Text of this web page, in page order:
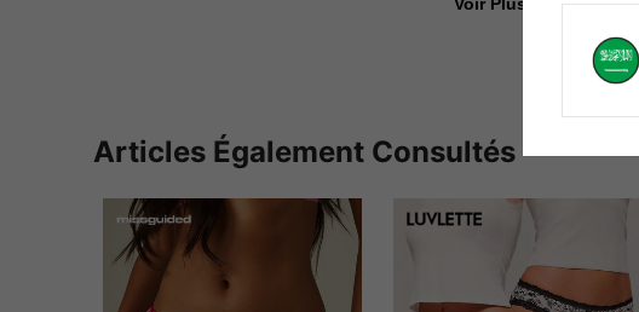
Articles Également Consultés